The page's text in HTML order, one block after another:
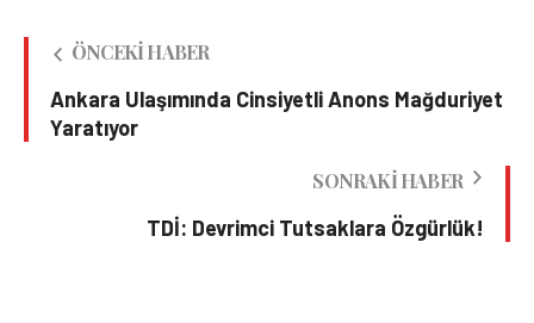
ÖNCEKI HABER
Ankara Ulaşımında Cinsiyetli Anons Mağduriyet
Yaratıyor
SONRAKI HABER
TDİ: Devrimci Tutsaklara Özgürlük!